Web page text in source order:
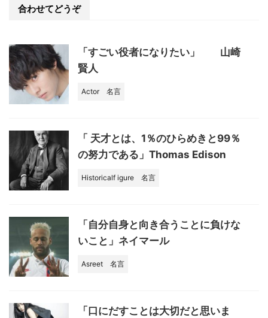
o
k
合わせてどうぞ
「すごい役者になりたい」 山崎
賢人
Actor 名言
「 天才とは、1％のひらめきと99％
の努力である」Thomas Edison
Historicalf igure 名言
「自分自身と向き合うことに負けな
いこと」ネイマール
Asreet 名言
「口にだすことは大切だと思いま